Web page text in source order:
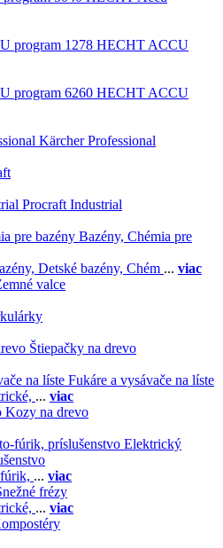
HECHT ACCU
HECHT ACCU
Kärcher Professional
Procraft Industrial
Bazény, Chémia pre
Detské bazény, Chém ... viac
valce
Štiepačky na drevo
Fukáre a vysávače na líste
... viac
Kozy na drevo
Elektrický
... viac
frézy
... viac